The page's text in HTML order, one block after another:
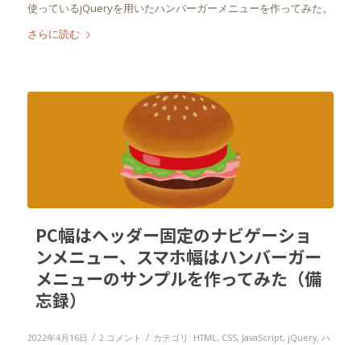
使っているjQueryを用いたハンバーガーメニューを作ってみた。
さらに読む
PC幅はヘッダー固定のナビゲーショ
ンメニュー、スマホ幅はハンバーガー
メニューのサンプルを作ってみた（備
忘録）
2022年4月16日 / 2 コメント / カテゴリ: HTML, CSS, JavaScript, jQuery, ハ